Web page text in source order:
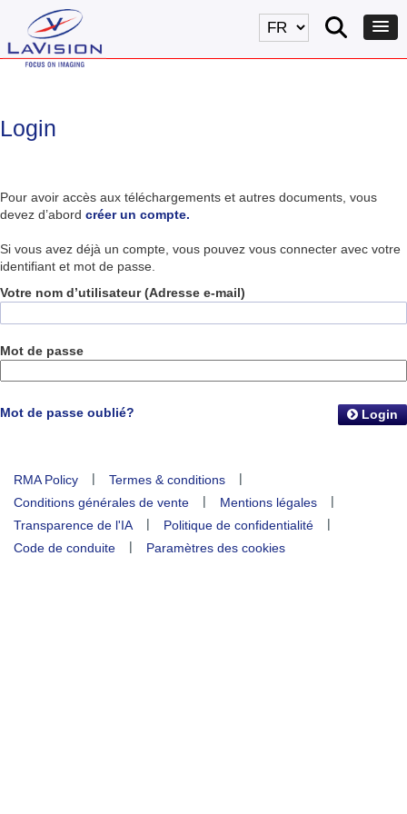
Login
Pour avoir accès aux téléchargements et autres documents, vous
devez d’abord créer un compte.
Si vous avez déjà un compte, vous pouvez vous connecter avec votre
identifiant et mot de passe.
Votre nom d’utilisateur (Adresse e-mail)
Mot de passe
Mot de passe oublié? Login
RMA Policy | Termes & conditions
|
Conditions générales de vente
| Mentions légales
|
Transparence de l'IA
| Politique de confidentialité
|
Code de conduite
| Paramètres des cookies